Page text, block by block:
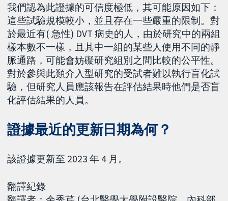
我們認為此證據的可信度極低，其可能原因如下：
這些試驗規模較小，並且存在一些嚴重的限制。對
於最近有( 急性) DVT 病史的人，由於研究中的兩組
樣本數不一樣，且其中一組的某些人使用不同的靜
脈通路，可能會妨礙研究組別之間比較的公平性。
對於參與此類介入型研究的受試者難以執行盲化試
驗，但研究人員應該報告在評估結果時他們是否盲
化評估結果的人員。
證據最近的更新日期為何？
該證據更新至 2023 年 4 月。
翻譯紀錄